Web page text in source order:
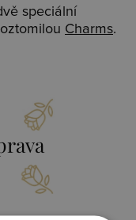
speciální
Charms.